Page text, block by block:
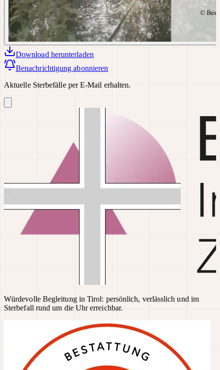
Download herunterladen
Benachrichtigung abonnieren
Aktuelle Sterbefälle per E-Mail erhalten.
Würdevolle Begleitung in Tirol: persönlich, verlässlich und im
Sterbefall rund um die Uhr erreichbar.